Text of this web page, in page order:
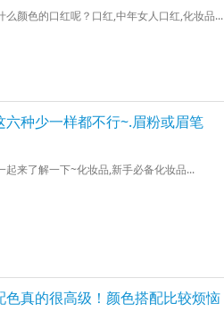
颜色的口红呢？口红,中年女人口红,化妆品...
种少一样都不行~.眉粉或眉笔
来了解一下~化妆品,新手必备化妆品...
真的很高级！颜色搭配比较烦恼